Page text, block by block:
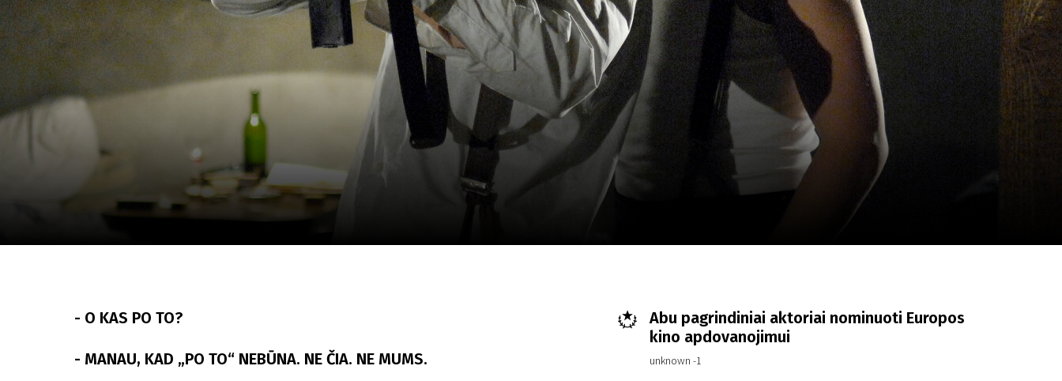
- O KAS PO TO?
- MANAU, KAD „PO TO“ NEBŪNA. NE ČIA. NE MUMS.
Abu pagrindiniai aktoriai nominuoti Europos
kino apdovanojimui
unknown -1